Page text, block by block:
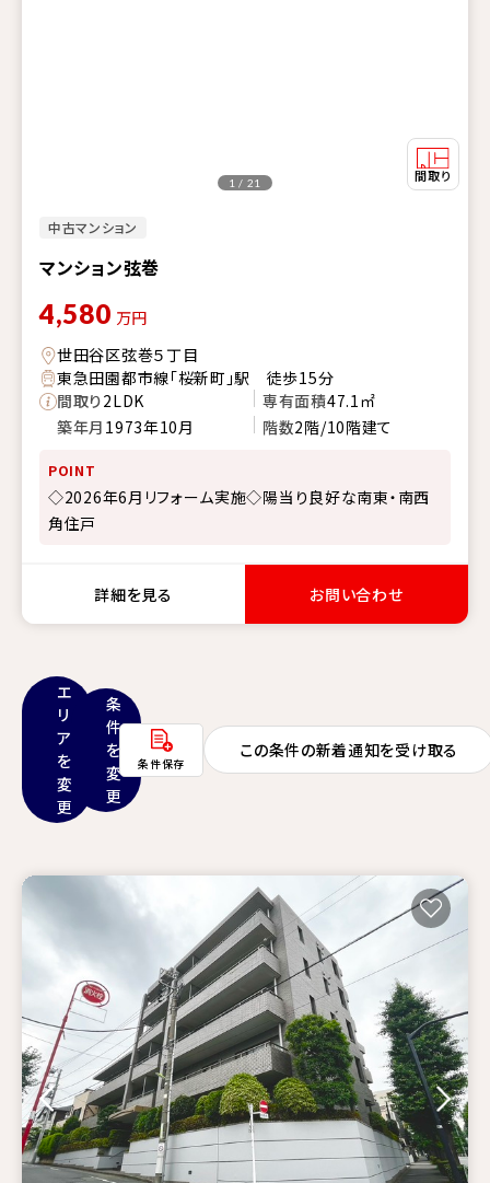
中古マンション
マンション弦巻
1 / 21
4,580 万円
世田谷区弦巻５丁目
東急田園都市線「桜新町」駅 徒歩15分
間取り2LDK 専有面積47.1㎡
築年月 1973年10月 階数2階/10階建て
POINT
◇2026年6月リフォーム実施◇陽当り良好な南東・南西
角住戸
詳細を見る お問い合わせ
エ
リ
ア
を
変
更
条
件
を
変
更
条件保存
この条件の新着通知を受け取る